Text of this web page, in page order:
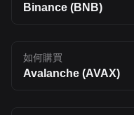
Binance (BNB)
如何購買
Avalanche (AVAX)